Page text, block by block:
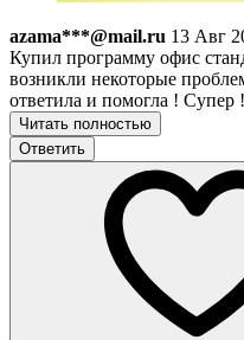
azama***@mail.ru 13 Авг
Купил программу офис
возникли некоторые
ответила и помогла ! Супер !
Читать полностью
Ответить